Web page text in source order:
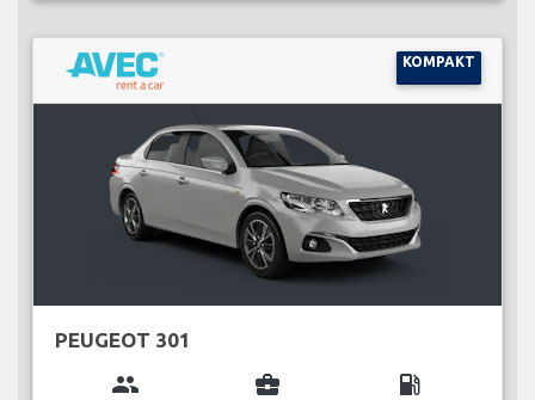
KOMPAKT
PEUGEOT 301
group business_center local_gas_station